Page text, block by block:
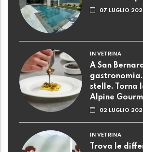
07 LUGLIO
IN VETRINA
A San
stelle. Torna
Alpine
02 LUGLIO
IN VETRINA
Trova le